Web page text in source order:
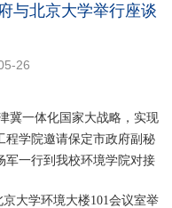
与北京大学举行座谈
26
冀一体化国家大战略，实现
程学院邀请保定市政府副秘
军一行到我校环境学院对接
大学环境大楼101会议室举